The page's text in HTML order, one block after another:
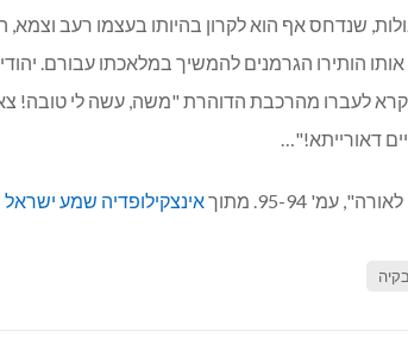
שנדחס אף הוא לקרון בהיותו בעצמו רעב וצמא,
הותירו הגרמנים להמשיך במלאכתו עבורם.
לעברו מהרכבת הדוהרת "משה, עשה לי טובה!
דאורייתא!"…
95-94. מתוך אינצקילופדיה שמע ישראל